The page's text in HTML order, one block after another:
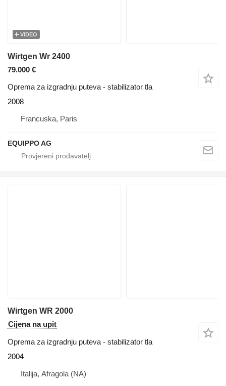
VIDEO
Wirtgen Wr 2400
79.000 €
Oprema za izgradnju puteva - stabilizator tla
2008
Francuska, Paris
EQUIPPO AG
Wirtgen WR 2000
Cijena na upit
Oprema za izgradnju puteva - stabilizator tla
2004
Italija, Afragola (NA)